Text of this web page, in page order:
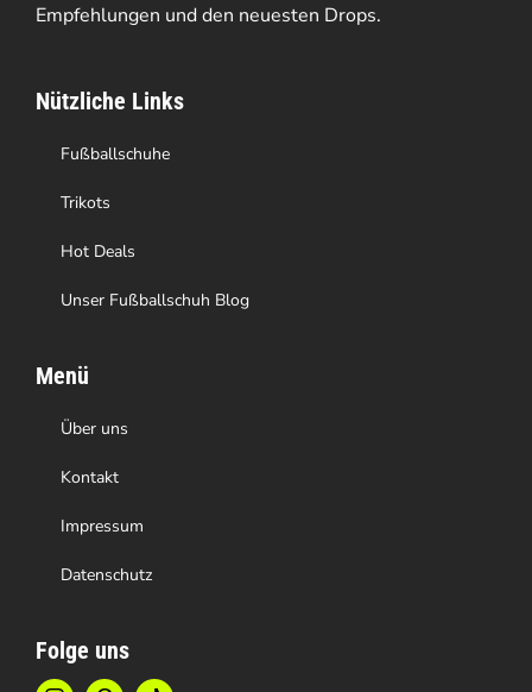
können
der
Produktseite
gewählt
werden
Empfehlungen und den neuesten Drops.
Nützliche Links
Fußballschuhe
Trikots
Hot Deals
Unser Fußballschuh Blog
Menü
Über uns
Kontakt
Impressum
Datenschutz
Folge uns